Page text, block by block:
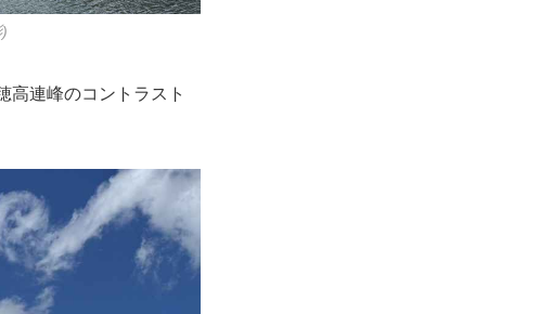
高連峰のコントラスト